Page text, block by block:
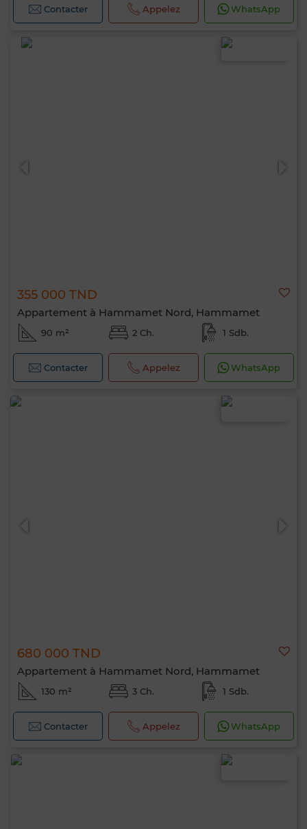
Contacter Appelez WhatsApp
355 000 TND
Appartement à Hammamet Nord, Hammamet
90 m² 2 Ch. 1 Sdb.
Contacter Appelez WhatsApp
680 000 TND
Appartement à Hammamet Nord, Hammamet
130 m² 3 Ch. 1 Sdb.
Contacter Appelez WhatsApp